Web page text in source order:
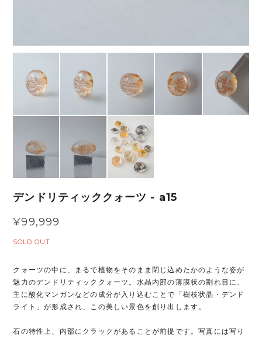
デンドリティッククォーツ - a15
¥99,999
SOLD OUT
クォーツの中に、まるで植物をそのまま閉じ込めたかのような姿が
魅力のデンドリティッククォーツ。水晶内部の薄膜状の割れ目に、
主に酸化マンガンなどの成分が入り込むことで「樹枝状晶・デンド
ライト」が形成され、この美しい景色を創り出します。
石の特性上、内部にクラックがあることが前提です。写真には写り